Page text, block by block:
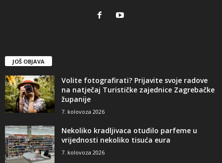
JOŠ OBJAVA
Volite fotografirati? Prijavite svoje radove
na natječaj Turističke zajednice Zagrebačke
županije
7. kolovoza 2026
Nekoliko kradljivaca otuđilo parfeme u
vrijednosti nekoliko tisuća eura
7. kolovoza 2026